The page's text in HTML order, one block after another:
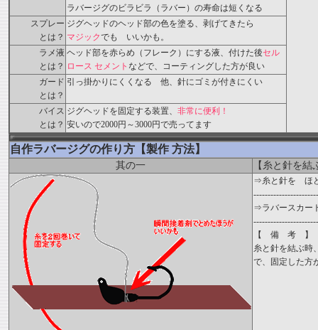
ラバージグのビラビラ（ラバー）の寿命は短くなる
スプレー
とは？
ジグヘッドのヘッド部の色を塗る、剥げてきたら
マジックでも いいかも。
ラメ液
とは？
ヘッド部を赤らめ（フレーク）にする液、付けた後セル
ロース セメント などで、コーティングした方が良い
ガード
とは？
引っ掛かりにくくなる 他、針にゴミが付きにくい
バイス
とは？
ジグヘッドを固定する装置、 非常に便利！
安いので2000円～3000円で売ってます
自作ラバージグの作り方【製作 方法】
其の一 【糸と針を結
⇒糸と針を ほ
⇒ラバースカー
【 備 考 】
糸と針を結ぶ時
で、固定した方